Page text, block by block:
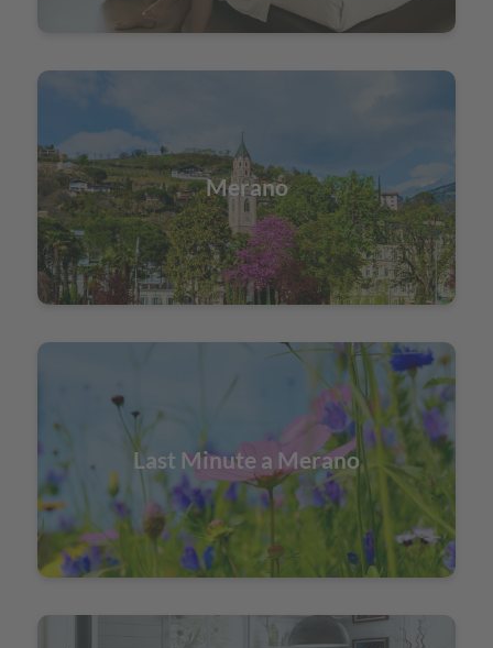
Merano
Last Minute a Merano